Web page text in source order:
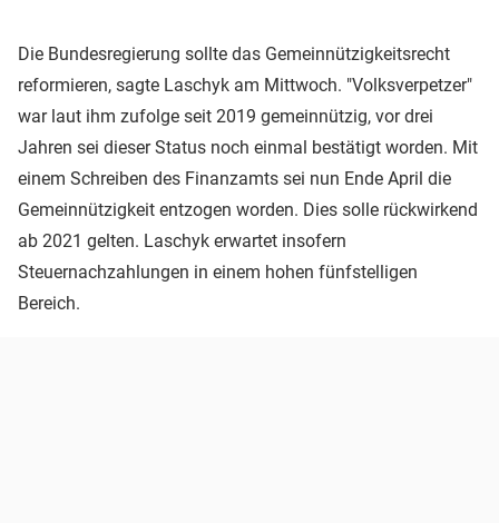
Die Bundesregierung sollte das Gemeinnützigkeitsrecht
reformieren, sagte Laschyk am Mittwoch. "Volksverpetzer"
war laut ihm zufolge seit 2019 gemeinnützig, vor drei
Jahren sei dieser Status noch einmal bestätigt worden. Mit
einem Schreiben des Finanzamts sei nun Ende April die
Gemeinnützigkeit entzogen worden. Dies solle rückwirkend
ab 2021 gelten. Laschyk erwartet insofern
Steuernachzahlungen in einem hohen fünfstelligen
Bereich.